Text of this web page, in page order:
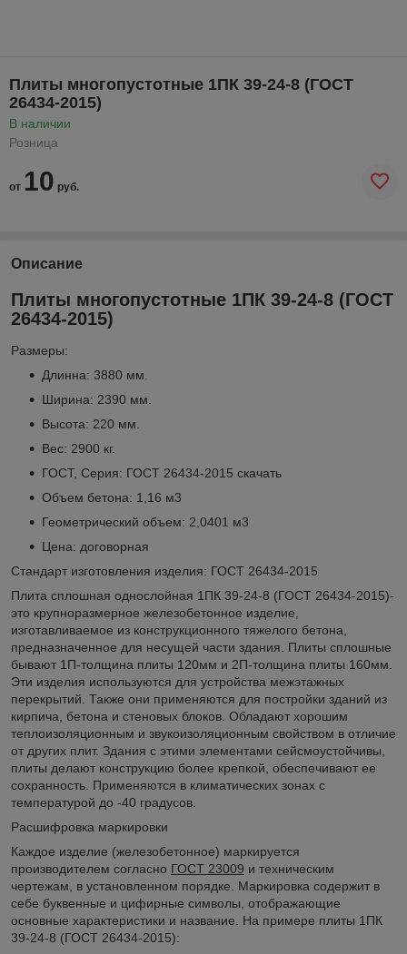
Плиты многопустотные 1ПК 39-24-8 (ГОСТ
26434-2015)
В наличии
Розница
от 10 руб.
Описание
Плиты многопустотные 1ПК 39-24-8 (ГОСТ
26434-2015)
Размеры:
Длинна: 3880 мм.
Ширина: 2390 мм.
Высота: 220 мм.
Вес: 2900 кг.
ГОСТ, Серия: ГОСТ 26434-2015 скачать
Объем бетона: 1,16 м3
Геометрический объем: 2,0401 м3
Цена: договорная
Стандарт изготовления изделия: ГОСТ 26434-2015
Плита сплошная однослойная 1ПК 39-24-8 (ГОСТ 26434-2015)-
это крупноразмерное железобетонное изделие,
изготавливаемое из конструкционного тяжелого бетона,
предназначенное для несущей части здания. Плиты сплошные
бывают 1П-толщина плиты 120мм и 2П-толщина плиты 160мм.
Эти изделия используются для устройства межэтажных
перекрытий. Также они применяются для постройки зданий из
кирпича, бетона и стеновых блоков. Обладают хорошим
теплоизоляционным и звукоизоляционным свойством в отличие
от других плит. Здания с этими элементами сейсмоустойчивы,
плиты делают конструкцию более крепкой, обеспечивают ее
сохранность. Применяются в климатических зонах с
температурой до -40 градусов.
Расшифровка маркировки
Каждое изделие (железобетонное) маркируется
производителем согласно ГОСТ 23009 и техническим
чертежам, в установленном порядке. Маркировка содержит в
себе буквенные и цифирные символы, отображающие
основные характеристики и название. На примере плиты 1ПК
39-24-8 (ГОСТ 26434-2015):